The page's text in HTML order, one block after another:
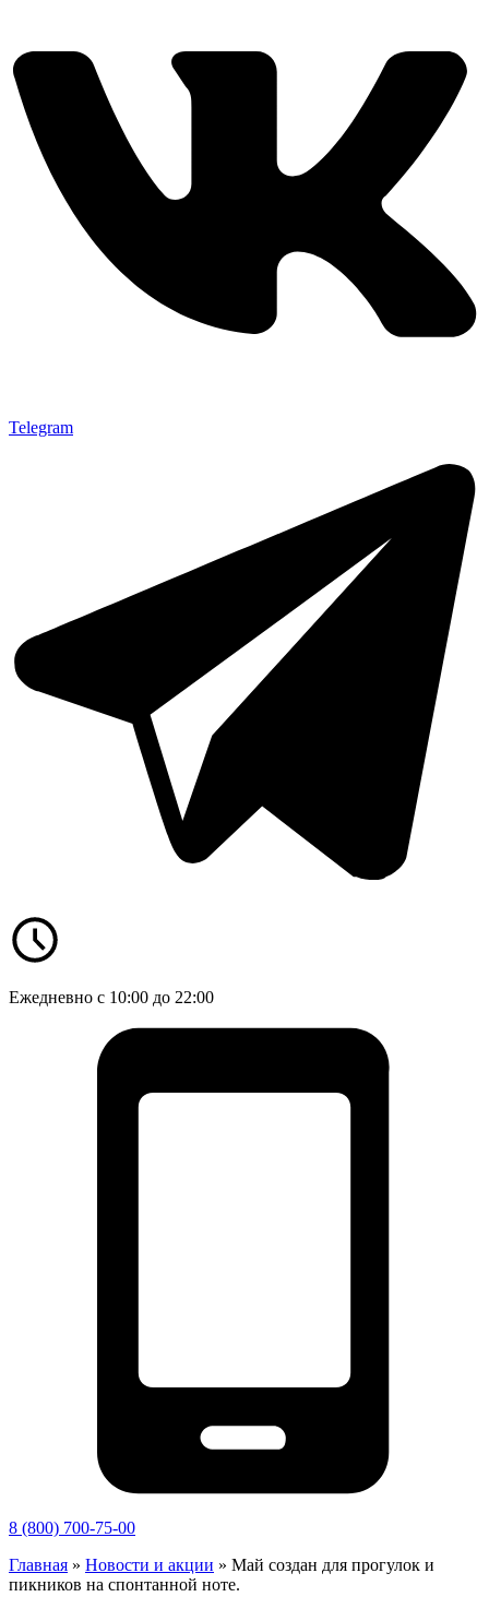
Telegram
Ежедневно с 10:00 до 22:00
8 (800) 700-75-00
Главная » Новости и акции » Май создан для прогулок и
пикников на спонтанной ноте.